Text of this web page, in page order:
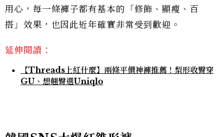
用心，每一條褲子都有基本的「修飾、顯瘦、百
搭」效果，也因此近年確實非常受到歡迎。
延伸閱讀：
【Threads上紅什麼】兩條平價神褲推薦！梨形收臀穿
GU、想翹臀選Uniqlo